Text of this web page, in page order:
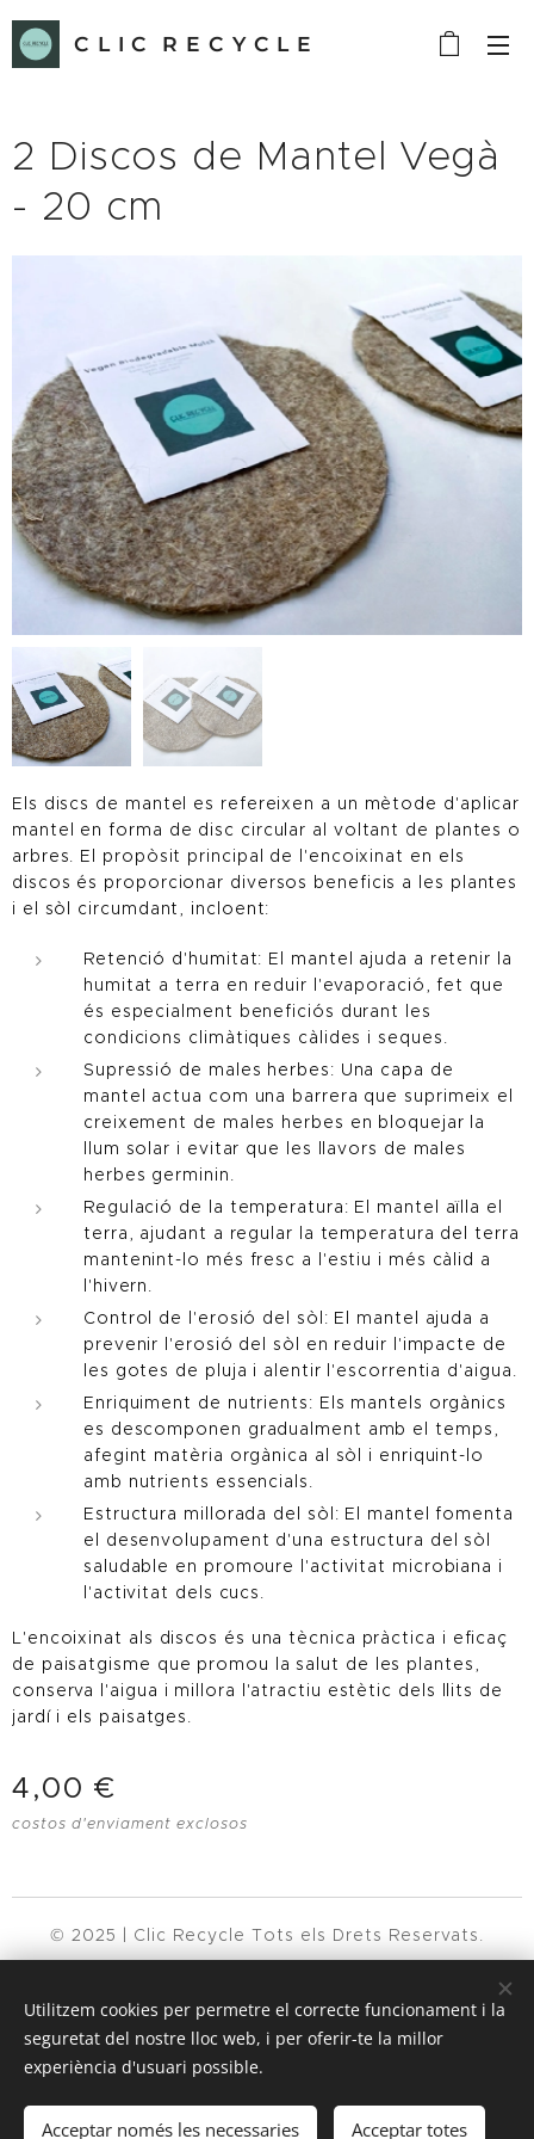
C L I C R E C Y C L E
2 Discos de Mantel Vegà
- 20 cm
Els discs de mantel es refereixen a un mètode d'aplicar
mantel en forma de disc circular al voltant de plantes o
arbres. El propòsit principal de l'encoixinat en els
discos és proporcionar diversos beneficis a les plantes
i el sòl circumdant, incloent:
Retenció d'humitat: El mantel ajuda a retenir la
humitat a terra en reduir l'evaporació, fet que
és especialment beneficiós durant les
condicions climàtiques càlides i seques.
Supressió de males herbes: Una capa de
mantel actua com una barrera que suprimeix el
creixement de males herbes en bloquejar la
llum solar i evitar que les llavors de males
herbes germinin.
Regulació de la temperatura: El mantel aïlla el
terra, ajudant a regular la temperatura del terra
mantenint-lo més fresc a l'estiu i més càlid a
l'hivern.
Control de l'erosió del sòl: El mantel ajuda a
prevenir l'erosió del sòl en reduir l'impacte de
les gotes de pluja i alentir l'escorrentia d'aigua.
Enriquiment de nutrients: Els mantels orgànics
es descomponen gradualment amb el temps,
afegint matèria orgànica al sòl i enriquint-lo
amb nutrients essencials.
Estructura millorada del sòl: El mantel fomenta
el desenvolupament d'una estructura del sòl
saludable en promoure l'activitat microbiana i
l'activitat dels cucs.
L'encoixinat als discos és una tècnica pràctica i eficaç
de paisatgisme que promou la salut de les plantes,
conserva l'aigua i millora l'atractiu estètic dels llits de
jardí i els paisatges.
4,00 €
costos d'enviament exclosos
© 2025 | Clic Recycle Tots els Drets Reservats.
Llengües
Español
English Français
Utilitzem cookies per permetre el correcte funcionament i la
seguretat del nostre lloc web, i per oferir-te la millor
experiència d'usuari possible.
Acceptar només les necessaries Acceptar totes